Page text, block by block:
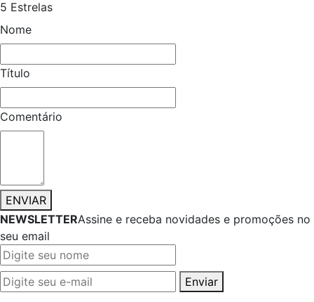
5 Estrelas
Nome
Título
Comentário
ENVIAR
NEWSLETTERAssine e receba novidades e promoções no
seu email
Enviar